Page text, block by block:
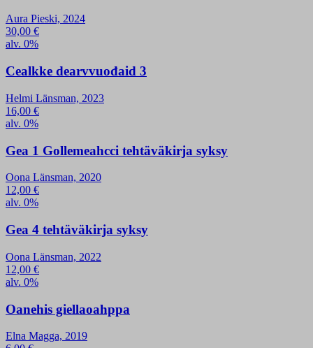
Aura Pieski, 2024
30,00 €
alv. 0%
Cealkke dearvvuođaid 3
Helmi Länsman, 2023
16,00 €
alv. 0%
Gea 1 Gollemeahcci tehtäväkirja syksy
Oona Länsman, 2020
12,00 €
alv. 0%
Gea 4 tehtäväkirja syksy
Oona Länsman, 2022
12,00 €
alv. 0%
Oanehis giellaoahppa
Elna Magga, 2019